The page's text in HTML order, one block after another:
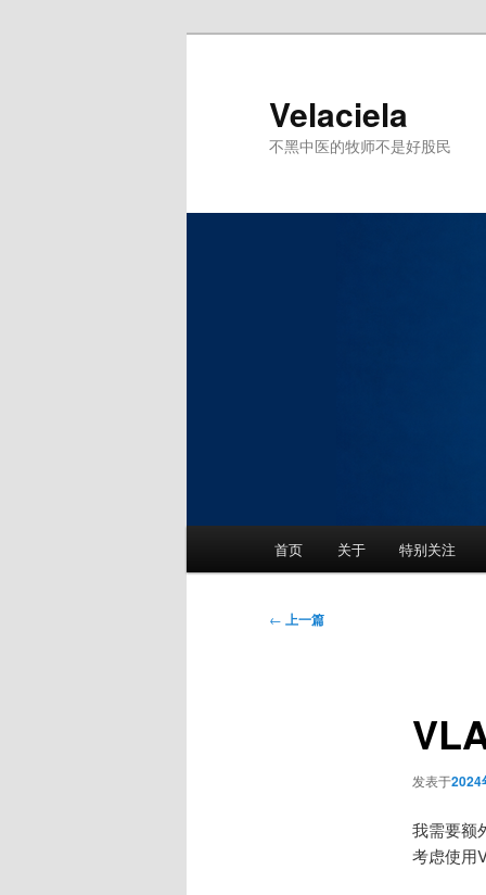
Velaciela
不黑中医的牧师不是好股民
首页 关于 特别关注
文
← 上一篇
发表于2024
我需要额
考虑使用